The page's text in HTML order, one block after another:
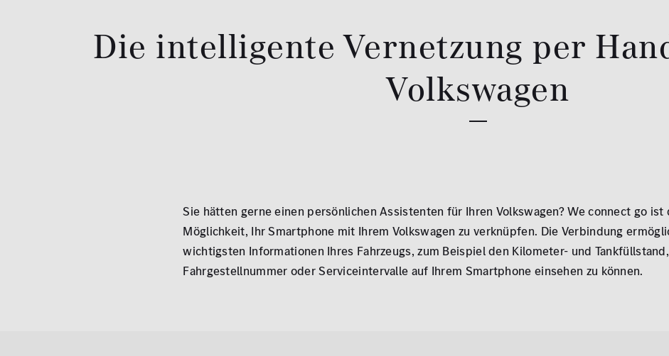
Die intelligente Vernetzung per
Volkswagen
Sie hätten gerne einen persönlichen Assistenten für Ihren Volkswagen? We connect go ist
Möglichkeit, Ihr Smartphone mit Ihrem Volkswagen zu verknüpfen. Die Verbindung
wichtigsten Informationen Ihres Fahrzeugs, zum Beispiel den Kilometer- und
Fahrgestellnummer oder Serviceintervalle auf Ihrem Smartphone einsehen zu können.